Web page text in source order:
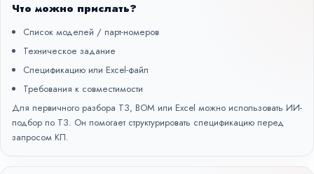
Что можно прислать?
Список моделей / парт-номеров
Техническое задание
Спецификацию или Excel-файл
Требования к совместимости
Для первичного разбора ТЗ, BOM или Excel можно использовать ИИ-
подбор по ТЗ. Он помогает структурировать спецификацию перед
запросом КП.